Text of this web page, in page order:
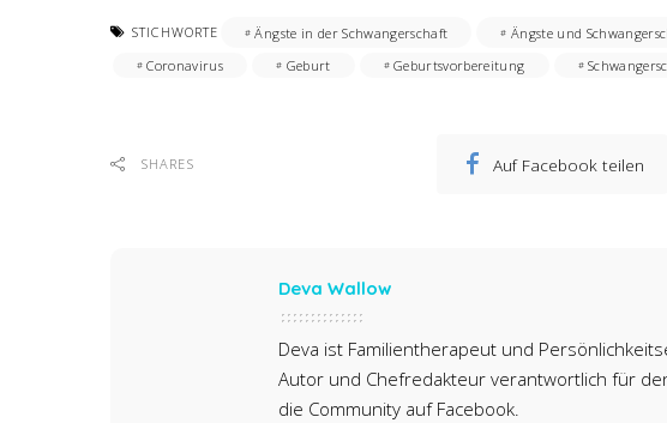
STICHWORTE Ängste in der Schwangerschaft Ängste und
Coronavirus
Geburt Geburtsvorbereitung
SHARES Auf Facebook teilen
Deva Wallow
Deva ist Familientherapeut und
Autor und Chefredakteur verantwortlich für
die Community auf Facebook.